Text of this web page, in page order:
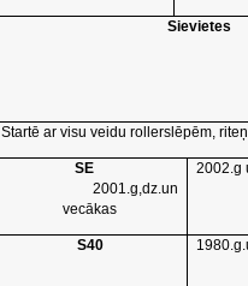
Sievietes
Startē ar visu veidu rollerslēpēm,
SE
2001.g,dz.un
vecākas
2002.g
S40